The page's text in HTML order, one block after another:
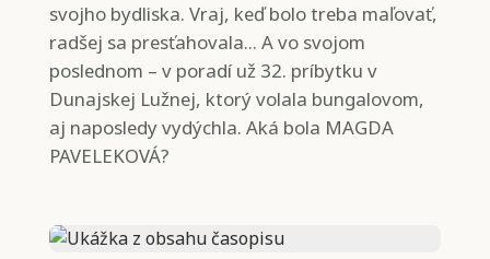
svojho bydliska. Vraj, keď bolo treba maľovať,
radšej sa presťahovala... A vo svojom
poslednom – v poradí už 32. príbytku v
Dunajskej Lužnej, ktorý volala bungalovom,
aj naposledy vydýchla. Aká bola MAGDA
PAVELEKOVÁ?